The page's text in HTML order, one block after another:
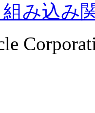
組み込み